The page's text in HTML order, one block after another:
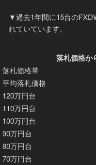
▼過去1年間に15台の
れていています。
落札価格か
落札価格帯
平均落札価格
120万円台
110万円台
100万円台
90万円台
80万円台
70万円台